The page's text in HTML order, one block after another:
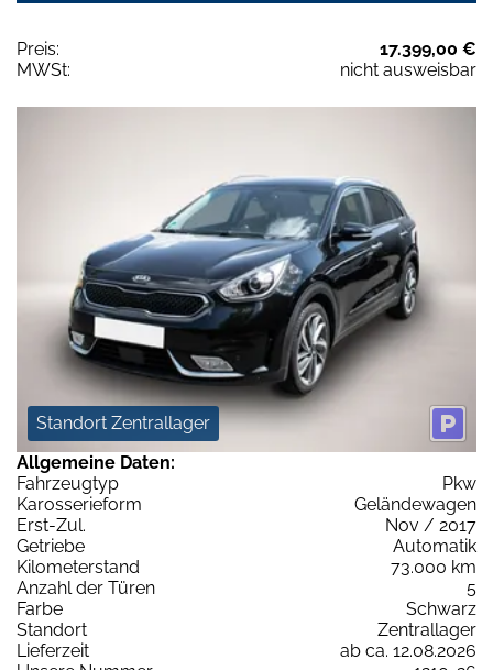
Preis:
17.399,00 €
MWSt:
nicht ausweisbar
Standort Zentrallager
Allgemeine Daten:
Fahrzeugtyp
Pkw
Karosserieform
Geländewagen
Erst-Zul.
Nov / 2017
Getriebe
Automatik
Kilometerstand
73.000 km
Anzahl der Türen
5
Farbe
Schwarz
Standort
Zentrallager
Lieferzeit
ab ca. 12.08.2026